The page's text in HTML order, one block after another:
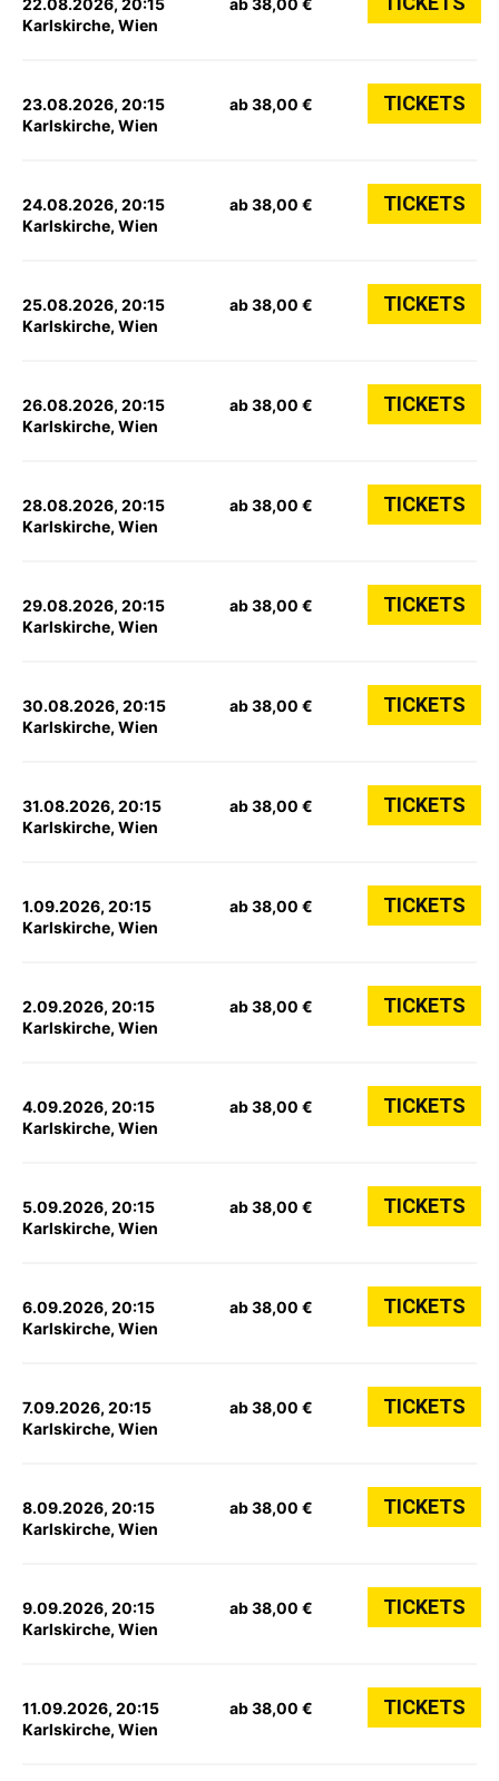
Karlskirche, Wien
23.08.2026, 20:15
Karlskirche, Wien
ab 38,00 € TICKETS
24.08.2026, 20:15
Karlskirche, Wien
ab 38,00 € TICKETS
25.08.2026, 20:15
Karlskirche, Wien
ab 38,00 € TICKETS
26.08.2026, 20:15
Karlskirche, Wien
ab 38,00 € TICKETS
28.08.2026, 20:15
Karlskirche, Wien
ab 38,00 € TICKETS
29.08.2026, 20:15
Karlskirche, Wien
ab 38,00 € TICKETS
30.08.2026, 20:15
Karlskirche, Wien
ab 38,00 € TICKETS
31.08.2026, 20:15
Karlskirche, Wien
ab 38,00 € TICKETS
1.09.2026, 20:15
Karlskirche, Wien
ab 38,00 € TICKETS
2.09.2026, 20:15
Karlskirche, Wien
ab 38,00 € TICKETS
4.09.2026, 20:15
Karlskirche, Wien
ab 38,00 € TICKETS
5.09.2026, 20:15
Karlskirche, Wien
ab 38,00 € TICKETS
6.09.2026, 20:15
Karlskirche, Wien
ab 38,00 € TICKETS
7.09.2026, 20:15
Karlskirche, Wien
ab 38,00 € TICKETS
8.09.2026, 20:15
Karlskirche, Wien
ab 38,00 € TICKETS
9.09.2026, 20:15
Karlskirche, Wien
ab 38,00 € TICKETS
11.09.2026, 20:15
Karlskirche, Wien
ab 38,00 € TICKETS